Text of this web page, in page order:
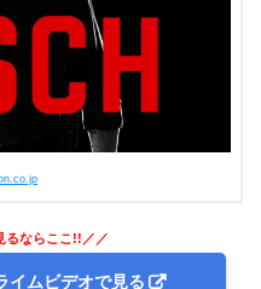
るならここ!!／／
イムビデオで見る